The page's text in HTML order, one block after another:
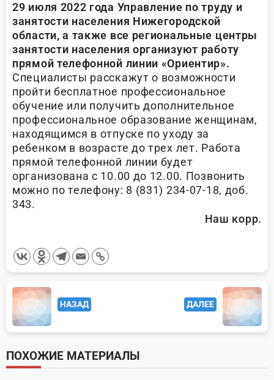
29 июля 2022 года Управление по труду и
занятости населения Нижегородской
области, а также все региональные центры
занятости населения организуют работу
прямой телефонной линии «Ориентир».
Специалисты расскажут о возможности
пройти бесплатное профессиональное
обучение или получить дополнительное
профессиональное образование женщинам,
находящимся в отпуске по уходу за
ребенком в возрасте до трех лет. Работа
прямой телефонной линии будет
организована с 10.00 до 12.00. Позвонить
можно по телефону: 8 (831) 234-07-18, доб.
343.
Наш корр.
<span
class="nav-
subtitle
screen-
reader-
НАЗАД ДАЛЕЕ
ПОХОЖИЕ МАТЕРИАЛЫ